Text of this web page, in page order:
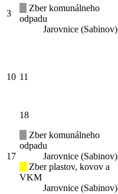
3
Zber komunálneho
odpadu
Jarovnice (Sabinov)
10 11
17
18
Zber komunálneho
odpadu
Jarovnice (Sabinov)
Zber plastov, kovov a
VKM
Jarovnice (Sabinov)